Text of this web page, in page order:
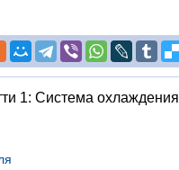
1: Система охлаждения